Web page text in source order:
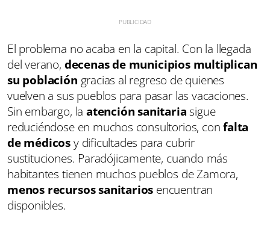
El problema no acaba en la capital. Con la llegada
del verano, decenas de municipios multiplican
su población gracias al regreso de quienes
vuelven a sus pueblos para pasar las vacaciones.
Sin embargo, la atención sanitaria sigue
reduciéndose en muchos consultorios, confalta
de médicosy dificultades para cubrir
sustituciones. Paradójicamente, cuando más
habitantes tienen muchos pueblos de Zamora,
menos recursos sanitarios encuentran
disponibles.